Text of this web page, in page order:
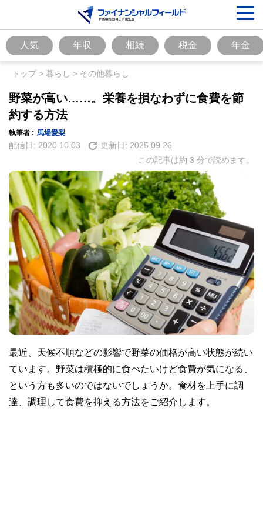
人気 年収 相続 税金 年金
トップ> 暮らし > その他暮らし
野菜が高い……。栄養を損なわずに食費を節
約する方法
執筆者 : 馬場愛梨
配信日: 2020.10.03 更新日: 2025.09.26
この記事は約 3 分で読めます。
最近、天候不順などの影響で野菜の価格が高い状態が続い
ています。野菜は積極的に食べたいけど食費が気になる、
という方も多いのではないでしょうか。食材を上手に調
達、調理して食費を抑える方法をご紹介します。